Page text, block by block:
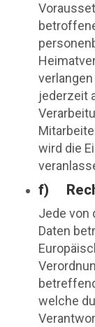
jederzeit
wird die
f)
Jede von
Daten
welche